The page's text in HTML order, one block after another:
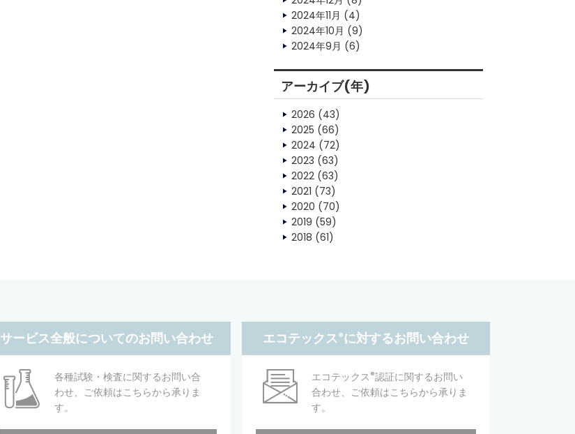
2024年11月 (4)
2024年10月 (9)
2024年9月 (6)
アーカイブ(年)
2026 (43)
2025 (66)
2024 (72)
2023 (63)
2022 (63)
2021 (73)
2020 (70)
2019 (59)
2018 (61)
サービス全般についてのお問い合わせ
各種試験・検査に関するお問い合
わせ、ご依頼はこちらから承りま
す。
エコテックス®に対するお問い合わせ
エコテックス®認証に関するお問い
合わせ、ご依頼はこちらから承りま
す。